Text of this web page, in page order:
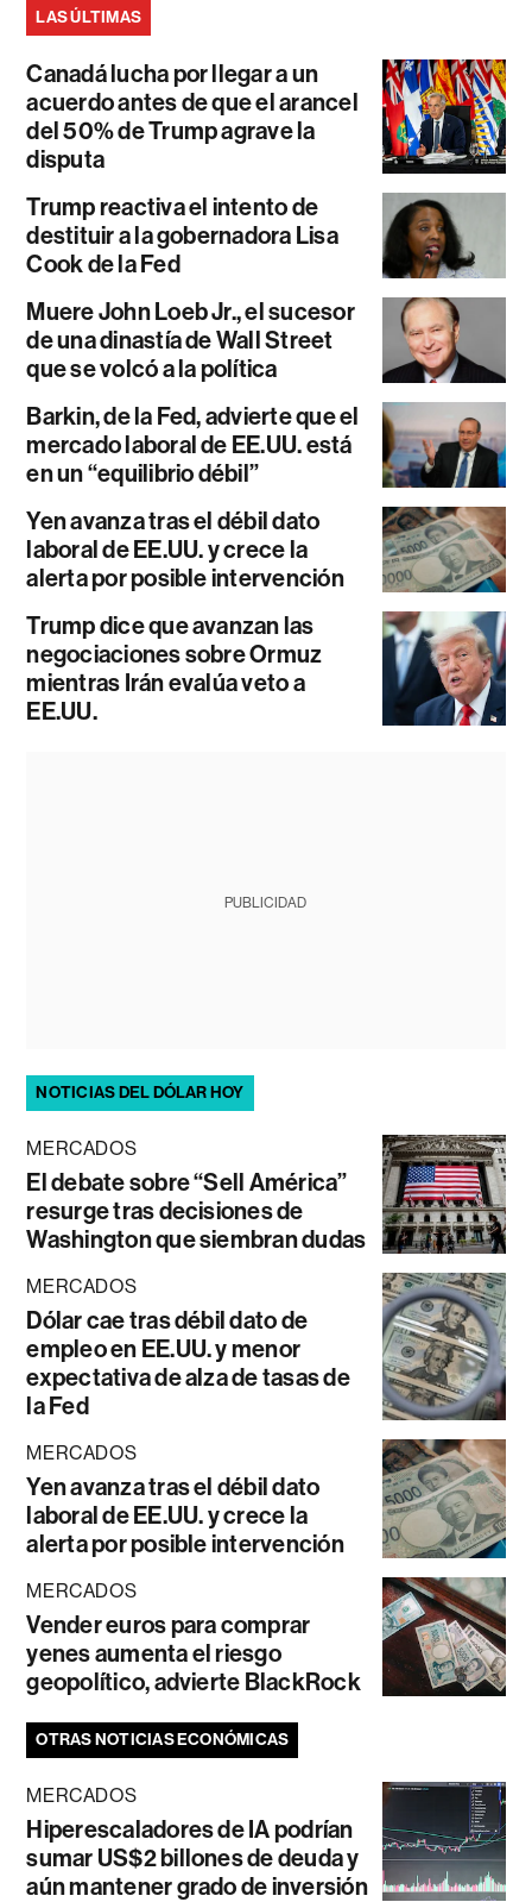
LAS ÚLTIMAS
Canadá lucha por llegar a un
acuerdo antes de que el arancel
del 50% de Trump agrave la
disputa
Trump reactiva el intento de
destituir a la gobernadora Lisa
Cook de la Fed
Muere John Loeb Jr., el sucesor
de una dinastía de Wall Street
que se volcó a la política
Barkin, de la Fed, advierte que el
mercado laboral de EE.UU. está
en un “equilibrio débil”
Yen avanza tras el débil dato
laboral de EE.UU. y crece la
alerta por posible intervención
Trump dice que avanzan las
negociaciones sobre Ormuz
mientras Irán evalúa veto a
EE.UU.
PUBLICIDAD
NOTICIAS DEL DÓLAR HOY
MERCADOS
El debate sobre “Sell América”
resurge tras decisiones de
Washington que siembran dudas
MERCADOS
Dólar cae tras débil dato de
empleo en EE.UU. y menor
expectativa de alza de tasas de
la Fed
MERCADOS
Yen avanza tras el débil dato
laboral de EE.UU. y crece la
alerta por posible intervención
MERCADOS
Vender euros para comprar
yenes aumenta el riesgo
geopolítico, advierte BlackRock
OTRAS NOTICIAS ECONÓMICAS
MERCADOS
Hiperescaladores de IA podrían
sumar US$2 billones de deuda y
aún mantener grado de inversión